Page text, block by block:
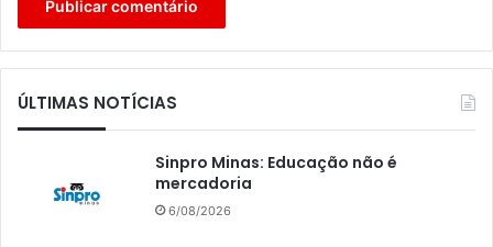
ÚLTIMAS NOTÍCIAS
Sinpro Minas: Educação não é
mercadoria
6/08/2026